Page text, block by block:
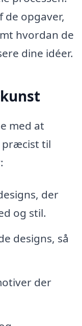
de opgaver,
hvordan de
dine idéer.
med at
præcist til
der
og stil.
designs, så
der